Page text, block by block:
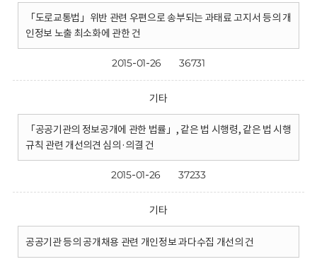
「도로교통법」위반 관련 우편으로 송부되는 과태료 고지서 등의 개
인정보 노출 최소화에 관한 건
2015-01-26 36731
기타
「공공기관의 정보공개에 관한 법률」, 같은 법 시행령, 같은 법 시행
규칙 관련 개선의견 심의·의결 건
2015-01-26 37233
기타
공공기관 등의 공개채용 관련 개인정보 과다수집 개선의 건